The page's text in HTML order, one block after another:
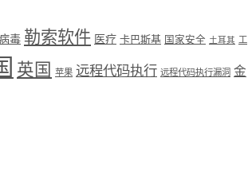
毒 勒索软件 医疗 卡巴斯基 国家安全 土耳其 工
英国 苹果 远程代码执行 远程代码执行漏洞 金